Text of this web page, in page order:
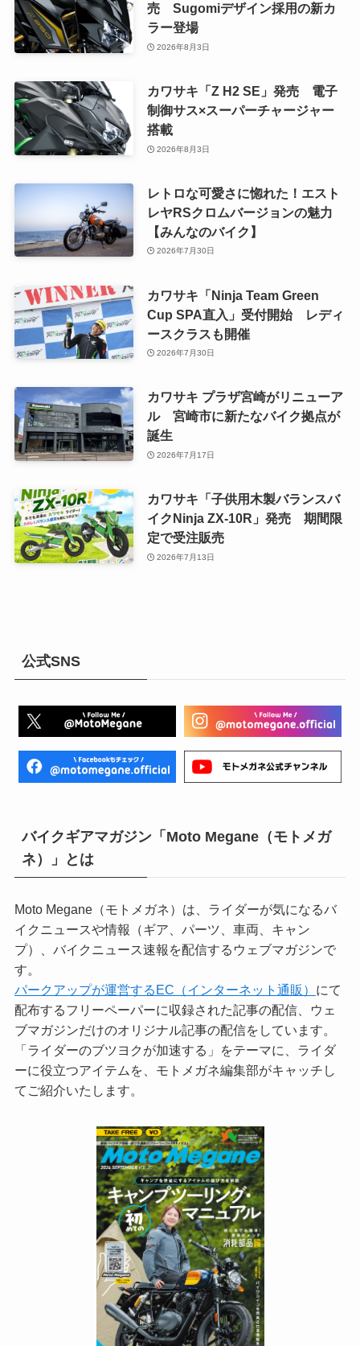
売 Sugomiデザイン採用の新カ
ラー登場
2026年8月3日
カワサキ「Z H2 SE」発売 電子
制御サス×スーパーチャージャー
搭載
2026年8月3日
レトロな可愛さに惚れた！エスト
レヤRSクロムバージョンの魅力
【みんなのバイク】
2026年7月30日
カワサキ「Ninja Team Green
Cup SPA直入」受付開始 レディ
ースクラスも開催
2026年7月30日
カワサキ プラザ宮崎がリニューア
ル 宮崎市に新たなバイク拠点が
誕生
2026年7月17日
カワサキ「子供用木製バランスバ
イクNinja ZX-10R」発売 期間限
定で受注販売
2026年7月13日
公式SNS
バイクギアマガジン「Moto Megane（モトメガ
ネ）」とは
Moto Megane（モトメガネ）は、ライダーが気になるバ
イクニュースや情報（ギア、パーツ、車両、キャン
プ）、バイクニュース速報を配信するウェブマガジンで
す。
パークアップが運営するEC（インターネット通販） にて
配布するフリーペーパーに収録された記事の配信、ウェ
ブマガジンだけのオリジナル記事の配信をしています。
「ライダーのブツヨクが加速する」をテーマに、ライダ
ーに役立つアイテムを、モトメガネ編集部がキャッチし
てご紹介いたします。